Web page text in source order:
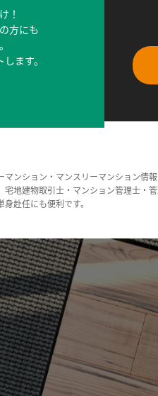
！
方にも
ます。
ンション・マンスリーマンション情
地建物取引士・マンション管理士・
赴任にも便利です。